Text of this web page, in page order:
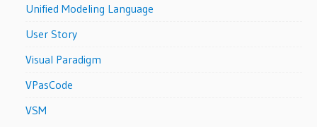
Unified Modeling Language
User Story
Visual Paradigm
VPasCode
VSM